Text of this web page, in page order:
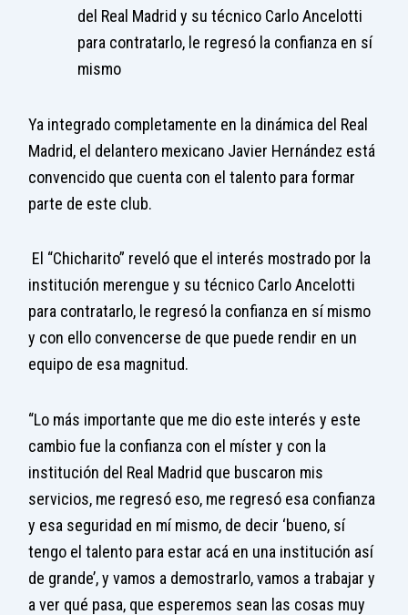
del Real Madrid y su técnico Carlo Ancelotti
para contratarlo, le regresó la confianza en sí
mismo
Ya integrado completamente en la dinámica del Real
Madrid, el delantero mexicano Javier Hernández está
convencido que cuenta con el talento para formar
parte de este club.
El “Chicharito” reveló que el interés mostrado por la
institución merengue y su técnico Carlo Ancelotti
para contratarlo, le regresó la confianza en sí mismo
y con ello convencerse de que puede rendir en un
equipo de esa magnitud.
“Lo más importante que me dio este interés y este
cambio fue la confianza con el míster y con la
institución del Real Madrid que buscaron mis
servicios, me regresó eso, me regresó esa confianza
y esa seguridad en mí mismo, de decir ‘bueno, sí
tengo el talento para estar acá en una institución así
de grande’, y vamos a demostrarlo, vamos a trabajar y
a ver qué pasa, que esperemos sean las cosas muy